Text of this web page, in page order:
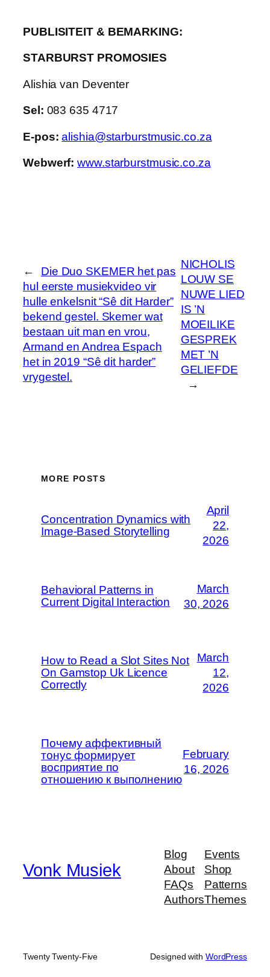
PUBLISITEIT & BEMARKING:
STARBURST PROMOSIES
Alishia van Deventer
Sel: 083 635 4717
E-pos: alishia@starburstmusic.co.za
Webwerf: www.starburstmusic.co.za
←
Die Duo SKEMER het pas
hul eerste musiekvideo vir
hulle enkelsnit “Sê dit Harder”
bekend gestel. Skemer wat
bestaan uit man en vrou,
Armand en Andrea Espach
het in 2019 “Sê dit harder”
vrygestel.
NICHOLIS
LOUW SE
NUWE LIED
IS ’N
MOEILIKE
GESPREK
MET ’N
GELIEFDE
→
MORE POSTS
Concentration Dynamics with
Image-Based Storytelling
April
22,
2026
Behavioral Patterns in
Current Digital Interaction
March
30, 2026
How to Read a Slot Sites Not
On Gamstop Uk Licence
Correctly
March
12,
2026
Почему аффективный
тонус формирует
восприятие по
отношению к выполнению
February
16, 2026
Vonk Musiek
Blog
About
FAQs
Authors
Events
Shop
Patterns
Themes
Twenty Twenty-Five Designed with WordPress